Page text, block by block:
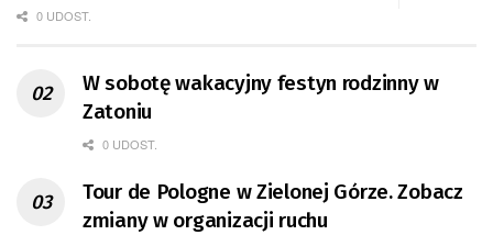
0 UDOST.
W sobotę wakacyjny festyn rodzinny w
Zatoniu
0 UDOST.
Tour de Pologne w Zielonej Górze. Zobacz
zmiany w organizacji ruchu